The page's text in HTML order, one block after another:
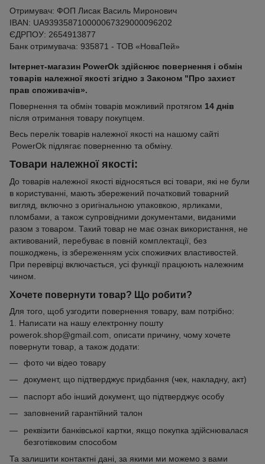
Отримувач: ФОП Лисак Василь Миронович
IBAN: UA939358710000067329000096202
ЄДРПОУ: 2654913877
Банк отримувача: 935871 - ТОВ «НоваПей»
Інтернет-магазин PowerOk здійснює повернення і обмін
товарів належної якості згідно з Законом "Про захист
прав споживачів».
Повернення та обмін товарів можливий протягом 14 днів
після отримання товару покупцем.
Весь перелік товарів належної якості на нашому сайті
PowerOk підлягає поверненню та обміну.
Товари належної якості:
До товарів належної якості відносяться всі товари, які не були
в користуванні, мають збережений початковий товарний
вигляд, включно з оригінальною упаковкою, ярликами,
пломбами, а також супровідними документами, виданими
разом з товаром. Такий товар не має ознак використання, не
активований, перебуває в повній комплектації, без
пошкоджень, із збереженням усіх споживчих властивостей.
При перевірці включається, усі функції працюють належним
чином.
Хочете повернути товар? Що робити?
Для того, щоб узгодити повернення товару, вам потрібно:
1. Написати на нашу електронну пошту
powerok.shop@gmail.com, описати причину, чому хочете
повернути товар, а також додати:
фото чи відео товару
документ, що підтверджує придбання (чек, накладну, акт)
паспорт або інший документ, що підтверджує особу
заповнений гарантійний талон
реквізити банківської картки, якщо покупка здійснювалася
безготівковим способом
Та залишити контактні дані, за якими ми можемо з вами